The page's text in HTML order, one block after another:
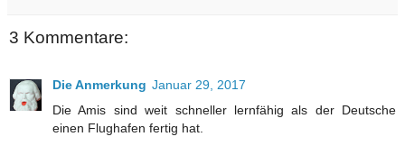
3 Kommentare:
Die Anmerkung Januar 29, 2017
Die Amis sind weit schneller lernfähig als der Deutsche
einen Flughafen fertig hat.